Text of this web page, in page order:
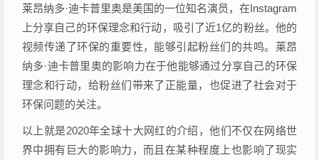
莱昂纳多·迪卡普里奥是美国的一位知名演员，在Instagram
上分享自己的环保理念和行动，吸引了近1亿的粉丝。他的
视频传递了环保的重要性，能够引起粉丝们的共鸣。莱昂
纳多·迪卡普里奥的影响力在于他能够通过分享自己的环保
理念和行动，给粉丝们带来了正能量，也促进了社会对于
环保问题的关注。
以上就是2020年全球十大网红的介绍，他们不仅在网络世
界中拥有巨大的影响力，而且在某种程度上也影响了现实